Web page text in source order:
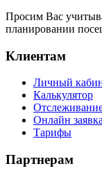
Просим Вас
планировании
Клиентам
Личный
Калькулятор
Онлайн заявка
Тарифы
Партнерам